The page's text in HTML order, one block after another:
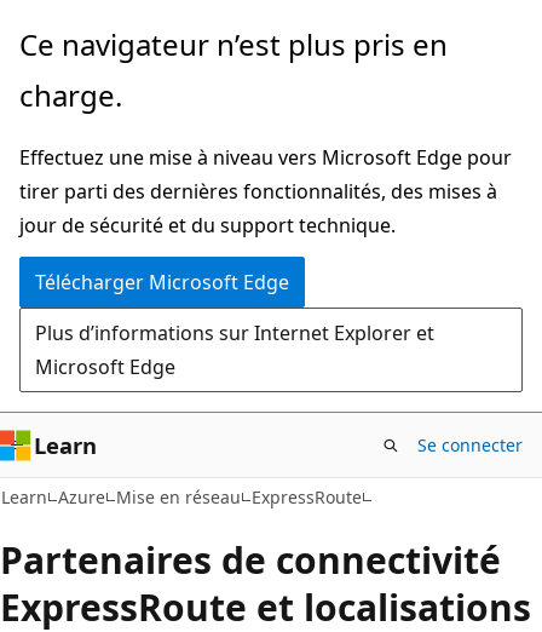
Passer
directement
au
principal
Ce navigateur n’est plus pris en
charge.
Effectuez une mise à niveau vers Microsoft Edge pour
tirer parti des dernières fonctionnalités, des mises à
jour de sécurité et du support technique.
Télécharger Microsoft Edge
Plus d’informations sur Internet Explorer et
Microsoft Edge
Learn Se connecter
Learn Azure Mise en réseau ExpressRoute
Partenaires de connectivité
ExpressRoute et localisations